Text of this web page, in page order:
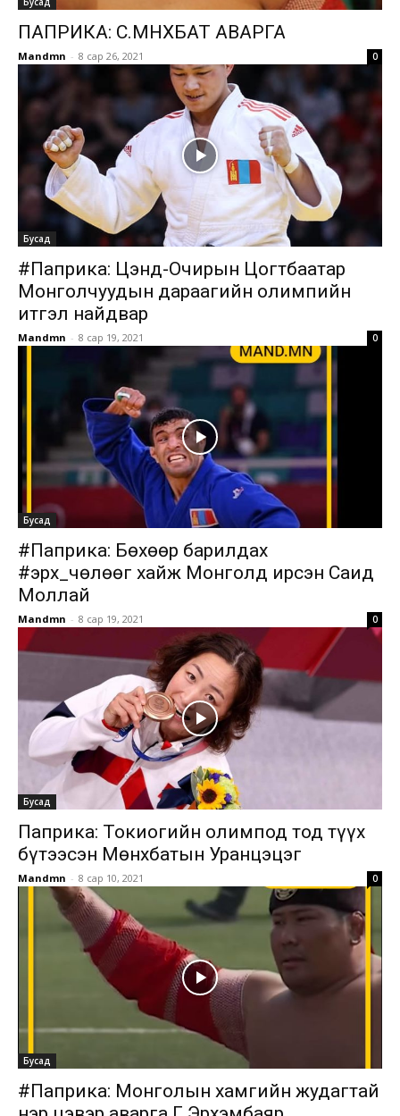
ПАПРИКА: С.МӨНХБАТ АВАРГА
Mandmn - 8 сар 26, 2021 0
Бусад
#Паприка: Цэнд-Очирын Цогтбаатар
Монголчуудын дараагийн олимпийн
итгэл найдвар
Mandmn - 8 сар 19, 2021 0
Бусад
#Паприка: Бөхөөр барилдах
#эрх_чөлөөг хайж Монголд ирсэн Саид
Моллай
Mandmn - 8 сар 19, 2021 0
Бусад
Паприка: Токиогийн олимпод тод түүх
бүтээсэн Мөнхбатын Уранцэцэг
Mandmn - 8 сар 10, 2021 0
Бусад
#Паприка: Монголын хамгийн жудагтай